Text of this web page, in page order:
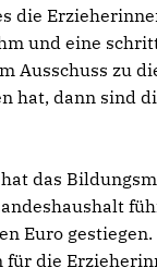
die
und eine
Ausschuss zu
hat, dann sind
das
Euro
die